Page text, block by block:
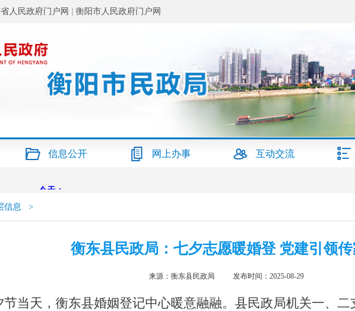
人民政府门户网 衡阳市人民政府门户网
信息公开 网上办事 互动交流
信息 >
衡东县民政局：七夕志愿暖婚登 党建引领
来源：衡东县民政局 发布时间：2025-08-29
节当天，衡东县婚姻登记中心暖意融融。县民政局机关一、 二